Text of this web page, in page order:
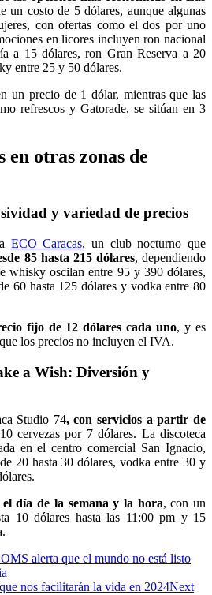
un costo de 5 dólares, aunque algunas
con ofertas como el dos por uno
en licores incluyen ron nacional
a 15 dólares, ron Gran Reserva a 20
entre 25 y 50 dólares.
un precio de 1 dólar, mientras que las
refrescos y Gatorade, se sitúan en 3
en otras zonas de
y variedad de precios
ECO Caracas, un club nocturno que
85 hasta 215 dólares, dependiendo
whisky oscilan entre 95 y 390 dólares,
60 hasta 125 dólares y vodka entre 80
fijo de 12 dólares cada uno, y es
los precios no incluyen el IVA.
a Wish: Diversión y
Studio 74, con servicios a partir de
cervezas por 7 dólares. La discoteca
en el centro comercial San Ignacio,
20 hasta 30 dólares, vodka entre 30 y
día de la semana y la hora, con un
10 dólares hasta las 11:00 pm y 15
alerta que el mundo no está listo
nos facilitarán la vida en 2024Next